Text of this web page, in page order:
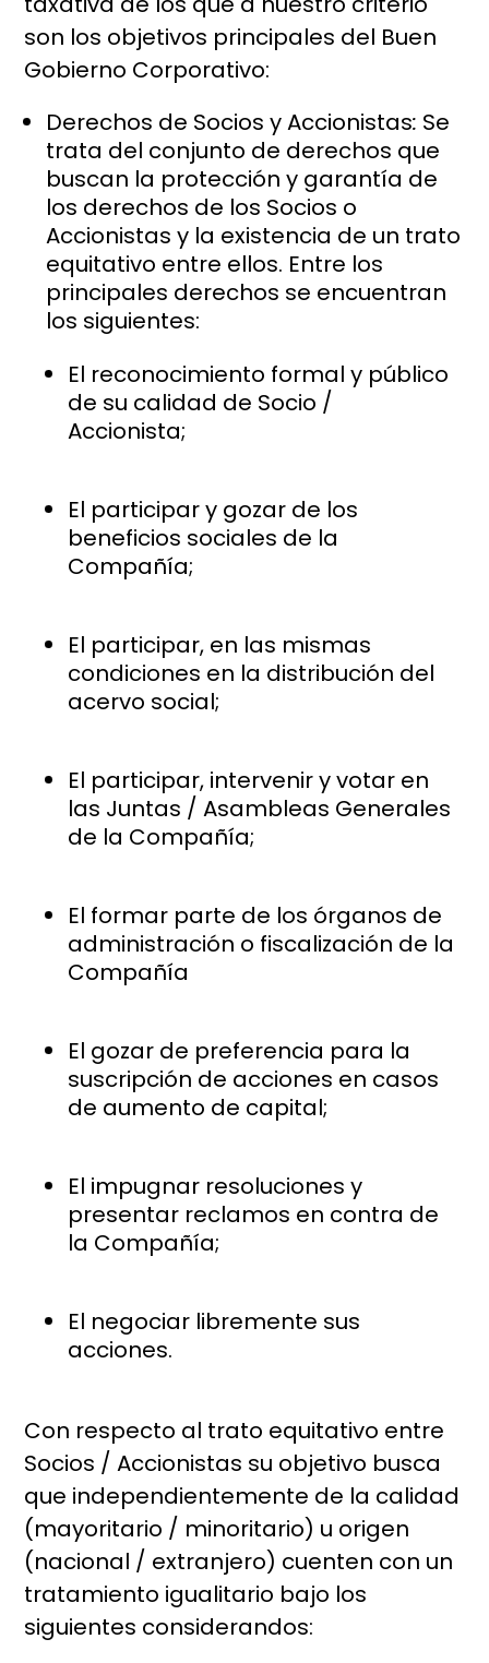
son los objetivos principales del Buen
Gobierno Corporativo:
Derechos de Socios y Accionistas: Se
trata del conjunto de derechos que
buscan la protección y garantía de
los derechos de los Socios o
Accionistas y la existencia de un trato
equitativo entre ellos. Entre los
principales derechos se encuentran
los siguientes:
El reconocimiento formal y público
de su calidad de Socio /
Accionista;
El participar y gozar de los
beneficios sociales de la
Compañía;
El participar, en las mismas
condiciones en la distribución del
acervo social;
El participar, intervenir y votar en
las Juntas / Asambleas Generales
de la Compañía;
El formar parte de los órganos de
administración o fiscalización de la
Compañía
El gozar de preferencia para la
suscripción de acciones en casos
de aumento de capital;
El impugnar resoluciones y
presentar reclamos en contra de
la Compañía;
El negociar libremente sus
acciones.
Con respecto al trato equitativo entre
Socios / Accionistas su objetivo busca
que independientemente de la calidad
(mayoritario / minoritario) u origen
(nacional / extranjero) cuenten con un
tratamiento igualitario bajo los
siguientes considerandos: